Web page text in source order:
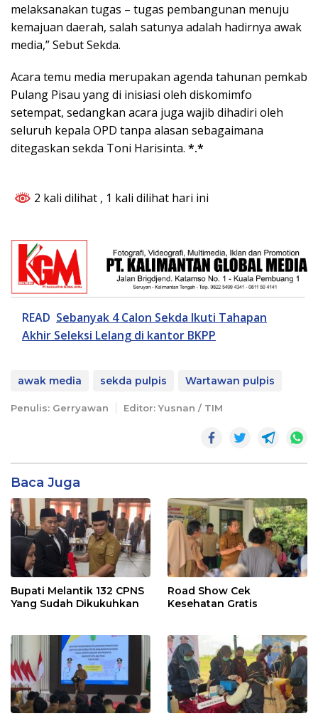
melaksanakan tugas – tugas pembangunan menuju
kemajuan daerah, salah satunya adalah hadirnya awak
media,” Sebut Sekda.
Acara temu media merupakan agenda tahunan pemkab
Pulang Pisau yang di inisiasi oleh diskomimfo
setempat, sedangkan acara juga wajib dihadiri oleh
seluruh kepala OPD tanpa alasan sebagaimana
ditegaskan sekda Toni Harisinta. *.*
2 kali dilihat , 1 kali dilihat hari ini
READ Sebanyak 4 Calon Sekda Ikuti Tahapan
Akhir Seleksi Lelang di kantor BKPP
awak media sekda pulpis Wartawan pulpis
Penulis: Gerryawan Editor: Yusnan / TIM
Baca Juga
Bupati Melantik 132 CPNS
Yang Sudah Dikukuhkan
Road Show Cek
Kesehatan Gratis